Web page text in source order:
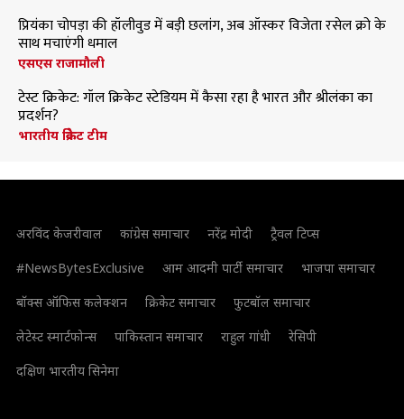
प्रियंका चोपड़ा की हॉलीवुड में बड़ी छलांग, अब ऑस्कर विजेता रसेल क्रो के
साथ मचाएंगी धमाल
एसएस राजामौली
टेस्ट क्रिकेट: गॉल क्रिकेट स्टेडियम में कैसा रहा है भारत और श्रीलंका का
प्रदर्शन?
भारतीय क्रिकेट टीम
अरविंद केजरीवाल कांग्रेस समाचार नरेंद्र मोदी
ट्रैवल टिप्स
#NewsBytesExclusive
आम आदमी पार्टी समाचार
भाजपा समाचार
बॉक्स ऑफिस कलेक्शन
क्रिकेट समाचार
फुटबॉल समाचार
लेटेस्ट स्मार्टफोन्स
पाकिस्तान समाचार राहुल गांधी
रेसिपी
दक्षिण भारतीय सिनेमा